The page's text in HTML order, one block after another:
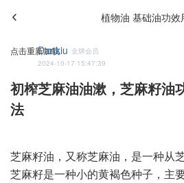
植物油 基础油功效
点击重新加载
Dankiu 金牌会员
2024-10-17 15:47:39
初榨芝麻油油漱，芝麻籽油
法
芝麻籽油，又称芝麻油，是一种从
芝麻籽是一种小的黄褐色种子，主